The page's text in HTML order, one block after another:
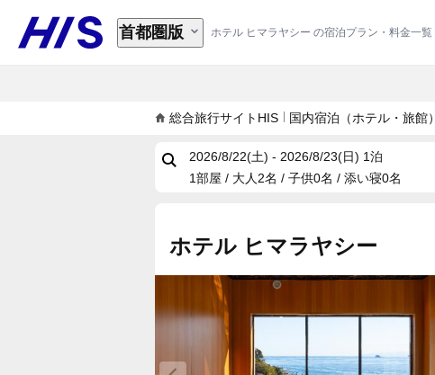
ホテル ヒマラヤシー の宿泊プラン・料金一覧
首都圏版
総合旅行サイトHIS 国内宿泊（ホテル・旅館）
2026/8/22(土) - 2026/8/23(日) 1泊
1部屋 / 大人2名 / 子供0名 / 添い寝0名
ホテル ヒマラヤシー